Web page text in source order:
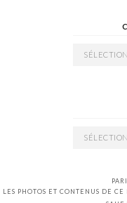
Catégories
Archives
LES PHOTOS ET CONTENUS DE